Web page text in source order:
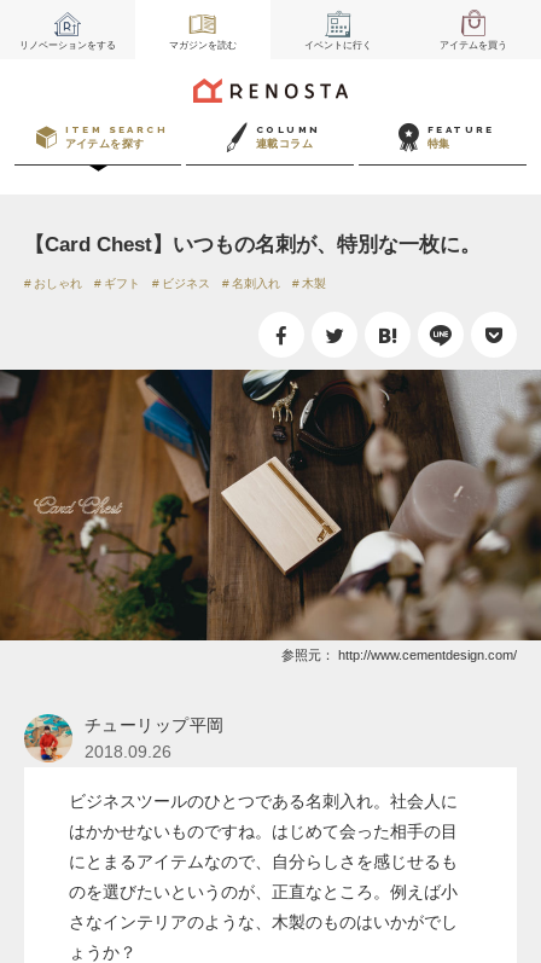
リノベーションをする マガジンを読む イベント に行く アイテムを買う
ITEM SEARCH
アイテムを探す
COLUMN
連載コラム
FEATURE
特集
【Card Chest】いつもの名刺が、特別な一枚に。
おしゃれ ギフト ビジネス 名刺入れ 木製
参照元： http://www.cementdesign.com/
チューリップ平岡
2018.09.26
ビジネスツールのひとつである名刺入れ。社会人に
はかかせないものですね。はじめて会った相手の目
にとまるアイテムなので、自分らしさを感じせるも
のを選びたいというのが、正直なところ。例えば小
さなインテリアのような、木製のものはいかがでし
ょうか？